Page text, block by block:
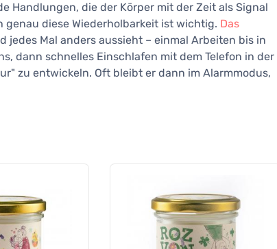
Handlungen, die der Körper mit der Zeit als Signal
diese Wiederholbarkeit ist wichtig. Das
jedes Mal anders aussieht – einmal Arbeiten bis in
dann schnelles Einschlafen mit dem Telefon in der
zu entwickeln. Oft bleibt er dann im Alarmmodus,